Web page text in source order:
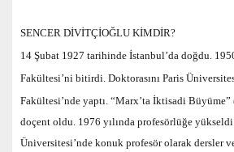
SENCER DİVİTÇİOĞLU KİMDİR?
14 Şubat 1927 tarihinde İstanbul’da doğdu.
Fakültesi’ni bitirdi. Doktorasını Paris Ü
Fakültesi’nde yaptı. “Marx’ta İktisadi
doçent oldu. 1976 yılında profesörlüğe
Üniversitesi’nde konuk profesör olarak dersler